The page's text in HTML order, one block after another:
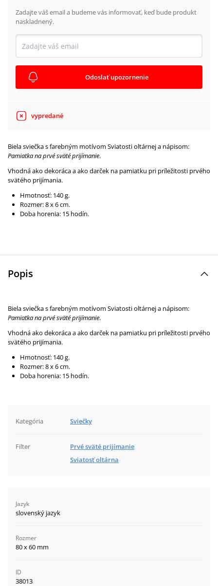
Zadajte váš email a budeme vás informovať, keď bude produkt
naskladnený.
Odoslať upozornenie
vypredané
Biela sviečka s farebným motívom Sviatosti oltárnej a nápisom:
Pamiatka na prvé sväté prijímanie.
Vhodná ako dekoráca a ako darček na pamiatku pri príležitosti prvého
svätého prijímania.
Hmotnosť: 140 g.
Rozmer: 8 x 6 cm.
Doba horenia: 15 hodín.
Popis
Biela sviečka s farebným motívom Sviatosti oltárnej a nápisom:
Pamiatka na prvé sväté prijímanie.
Vhodná ako dekoráca a ako darček na pamiatku pri príležitosti prvého
svätého prijímania.
Hmotnosť: 140 g.
Rozmer: 8 x 6 cm.
Doba horenia: 15 hodín.
Kategória Sviečky
Filter
Prvé sväté prijímanie
Sviatosť oltárna
Jazyk
slovenský jazyk
Rozmer
80 x 60 mm
ID
38013